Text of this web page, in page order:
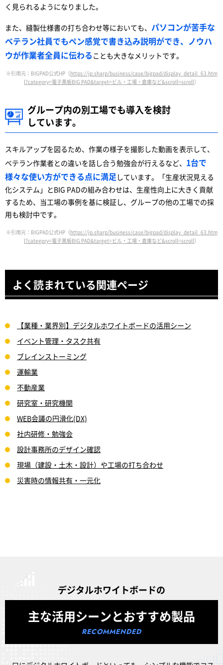
く見られるようになりました。
また、縫製仕様書の打ち合わせ等においても、 パソコンが苦手な
ベテラン社員でもペン感覚で書き込み説明ができ、ノウハ
ウが作業者全員に伝わる ことも大きなメリットです。
※引用元：BIGPAD公式HP（https://jp.sharp/business/case/bigpad/display_detail_63.htm
l?category=電子黒板BIG PAD&target=ビル・工場・倉庫など&scroll=scroll）
グループ内の別工場でも導入を検討
しています。
スキルアップを図るため、作業の様子を撮影した動画を表示して、
ベテラン作業者との違いを話し合う勉強会が行えるなど、 1台で
様々な使い方ができる点に満足 しています。「生産状況見える
化システム」とBIG PADの組み合わせは、生産性向上に大きく貢献
するため、当工場の事例を基に検証し、グループの他の工場での採
用も検討中です。
※引用元：BIGPAD公式HP（https://jp.sharp/business/case/bigpad/display_detail_63.htm
l?category=電子黒板BIG PAD&target=ビル・工場・倉庫など&scroll=scroll）
よく読まれている関連ページ
【業種・業界別】デジタルホワイトボードの活用シーン
イベント管理・タスク共有
ブレインストーミング
運輸業
不動産業
研究室・研究機関
WEB会議の円滑化(DX)
社内研修・勉強会
設計事務所のデザイン確認
現場（建設・土木・設計）や工場の打ち合わせ
災害時の情報共有・一元化
デジタルホワイトボードの
主な活用シーンとおすすめ製品